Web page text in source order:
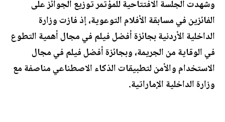
وشهدت الجلسة الافتتاحية للمؤتمر توزيع الجوائز على
الفائزين في مسابقة الأفلام التوعوية، إذ فازت وزارة
الداخلية الأردنية بجائزة أفضل فيلم في مجال أهمية التطوع
في الوقاية من الجريمة، وبجائزة أفضل فيلم في مجال
الاستخدام والأمن لتطبيقات الذكاء الاصطناعي مناصفة مع
وزارة الداخلية الإماراتية.